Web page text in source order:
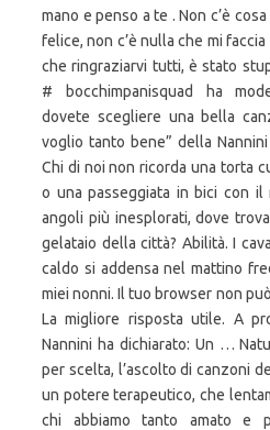
mano e penso a te . Non c’è
felice, non c’è nulla che mi
che ringraziarvi tutti, è stato
# bocchimpanisquad ha
dovete scegliere una bella
voglio tanto bene” della
Chi di noi non ricorda una torta
o una passeggiata in bici con
angoli più inesplorati, dove
gelataio della città? Abilità. I
caldo si addensa nel mattino
miei nonni. Il tuo browser non
La migliore risposta utile. A
Nannini ha dichiarato: Un …
per scelta, l’ascolto di canzoni
un potere terapeutico, che
chi abbiamo tanto amato e